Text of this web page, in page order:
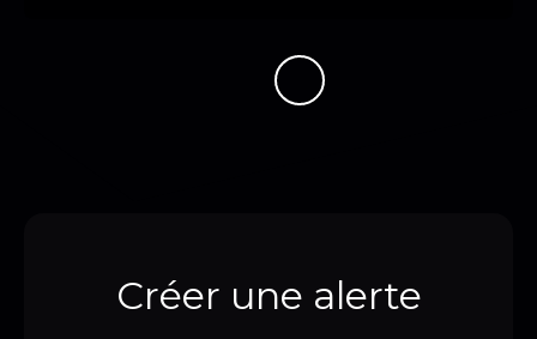
Créer une alerte